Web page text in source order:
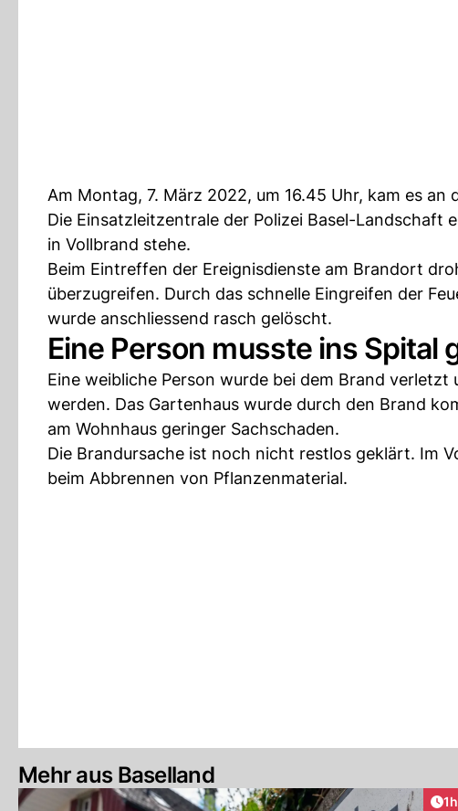
Am Montag, 7. März 2022, um 16.45 Uhr, kam es
Die Einsatzleitzentrale der Polizei Basel-Landschaft
in Vollbrand stehe.
Beim Eintreffen der Ereignisdienste am Brandort
überzugreifen. Durch das schnelle Eingreifen der
wurde anschliessend rasch gelöscht.
Eine Person musste ins Spital
Eine weibliche Person wurde bei dem Brand
werden. Das Gartenhaus wurde durch den Brand
am Wohnhaus geringer Sachschaden.
Die Brandursache ist noch nicht restlos geklärt. Im
beim Abbrennen von Pflanzenmaterial.
Mehr aus Baselland
1h